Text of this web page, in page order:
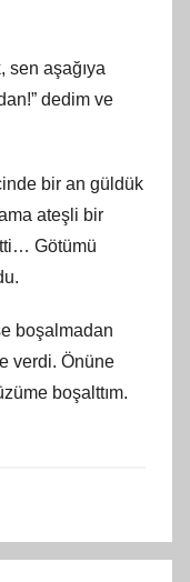
sen aşağıya
dedim ve
bir an güldük
ateşli bir
Götümü
boşalmadan
verdi. Önüne
boşalttım.